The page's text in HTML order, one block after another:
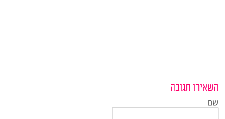
השאירו תגובה
שם